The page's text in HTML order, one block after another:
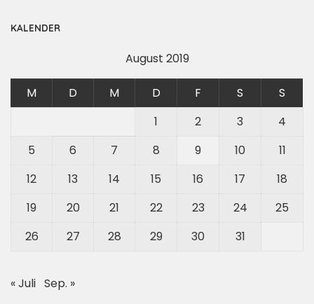
KALENDER
August 2019
M D M D F S
S
1
2 3
4
5
6 7 8 9 10
11
12
13 14 15 16 17
18
19
20 21 22 23 24
25
26
27 28 29 30 31
« Juli Sep. »